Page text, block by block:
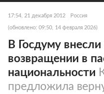
17:54, 21 декабря 2012 Россия
(обновлено: 09:50, 14 февраля 2026)
В Госдуму внесли
возвращении в
национальности
предложила